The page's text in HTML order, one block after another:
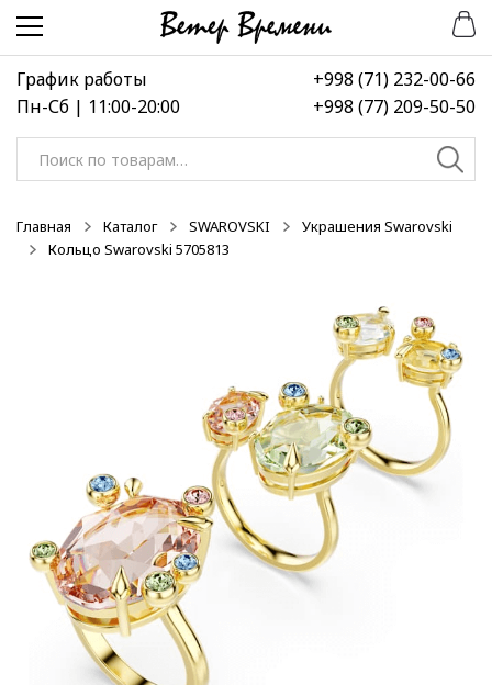
Перейти
навигации
Перейти
содержимому
График работы
Пн-Сб | 11:00-20:00
+998 (71) 232-00-66
+998 (77) 209-50-50
Искать:
Главная Каталог SWAROVSKI
Украшения Swarovski
Кольцо Swarovski 5705813